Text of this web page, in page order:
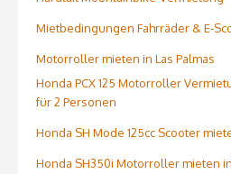
Mietbedingungen Fahrräder & E-
Motorroller mieten in Las Palmas
Honda PCX 125 Motorroller
für 2 Personen
Honda SH Mode 125cc Scooter
Honda SH350i Motorroller mieten